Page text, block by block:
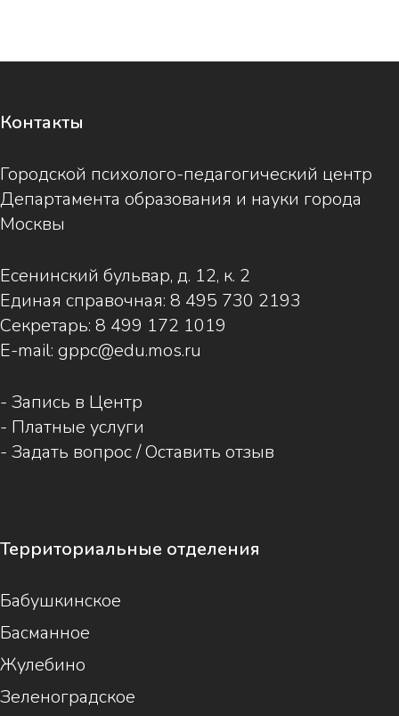
Контакты
Городской психолого-педагогический центр
Департамента образования и науки города
Москвы
Есенинский бульвар, д. 12, к. 2
Единая справочная: 8 495 730 2193
Секретарь: 8 499 172 1019
E-mail: gppc@edu.mos.ru
- Запись в Центр
- Платные услуги
- Задать вопрос / Оставить отзыв
Территориальные отделения
Бабушкинское
Басманное
Жулебино
Зеленоградское